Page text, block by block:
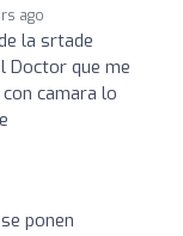
ago
la srtade
Doctor que me
camara lo
ponen